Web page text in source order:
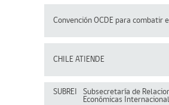
Convención OCDE para combatir
CHILE ATIENDE
SUBREI
Subsecretaría de
Económicas